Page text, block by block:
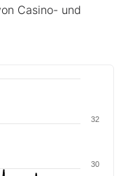
Casino- und
30
32